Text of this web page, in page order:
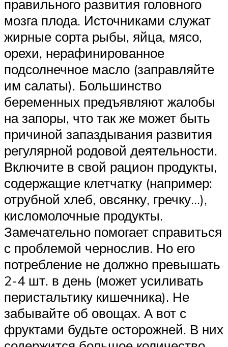
правильного развития головного
мозга плода. Источниками служат
жирные сорта рыбы, яйца, мясо,
орехи, нерафинированное
подсолнечное масло (заправляйте
им салаты). Большинство
беременных предъявляют жалобы
на запоры, что так же может быть
причиной запаздывания развития
регулярной родовой деятельности.
Включите в свой рацион продукты,
содержащие клетчатку (например:
отрубной хлеб, овсянку, гречку…),
кисломолочные продукты.
Замечательно помогает справиться
с проблемой чернослив. Но его
потребление не должно превышать
2-4 шт. в день (может усиливать
перистальтику кишечника). Не
забывайте об овощах. А вот с
фруктами будьте осторожней. В них